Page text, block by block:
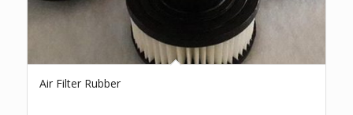
Air Filter Rubber